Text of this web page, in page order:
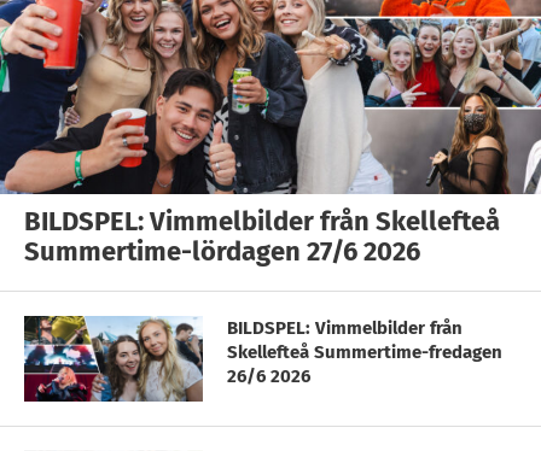
BILDSPEL: Vimmelbilder från Skellefteå
Summertime-lördagen 27/6 2026
BILDSPEL: Vimmelbilder från
Skellefteå Summertime-fredagen
26/6 2026